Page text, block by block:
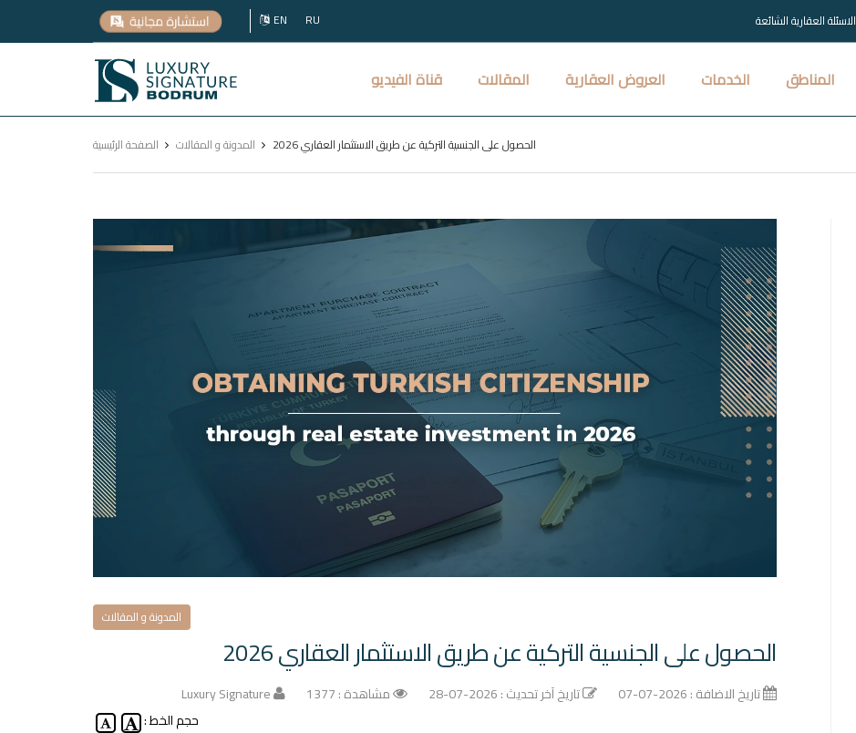
EN RU الاسئلة العقارية الشائعة
Luxury
Signature
المناطق الخدمات العروض العقارية المقالات قناة الفيديو
الصفحة الرئيسية المدونة و المقالات الحصول على الجنسية التركية عن طريق الاستثمار العقاري 2026
المدونة و المقالات
الحصول على الجنسية التركية عن طريق الاستثمار العقاري 2026
تاريخ الاضافة : 2026-07-07 تاريخ آخر تحديث : 2026-07-28 مشاهدة : 1377
حجم الخط :